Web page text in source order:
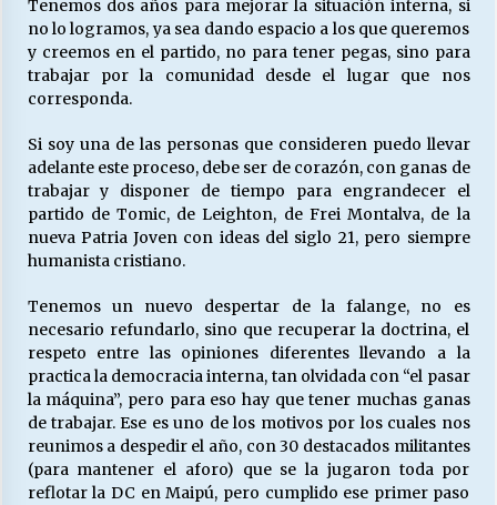
Tenemos dos años para mejorar la situación interna, si
no lo logramos, ya sea dando espacio a los que queremos
y creemos en el partido, no para tener pegas, sino para
trabajar por la comunidad desde el lugar que nos
corresponda.
Si soy una de las personas que consideren puedo llevar
adelante este proceso, debe ser de corazón, con ganas de
trabajar y disponer de tiempo para engrandecer el
partido de Tomic, de Leighton, de Frei Montalva, de la
nueva Patria Joven con ideas del siglo 21, pero siempre
humanista cristiano.
Tenemos un nuevo despertar de la falange, no es
necesario refundarlo, sino que recuperar la doctrina, el
respeto entre las opiniones diferentes llevando a la
practica la democracia interna, tan olvidada con “el pasar
la máquina”, pero para eso hay que tener muchas ganas
de trabajar. Ese es uno de los motivos por los cuales nos
reunimos a despedir el año, con 30 destacados militantes
(para mantener el aforo) que se la jugaron toda por
reflotar la DC en Maipú, pero cumplido ese primer paso